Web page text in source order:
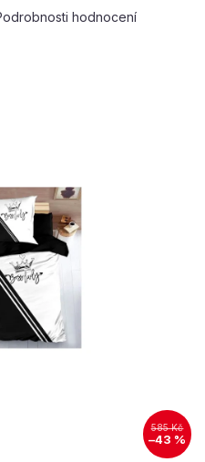
hodnocení
585 Kč
–43 %